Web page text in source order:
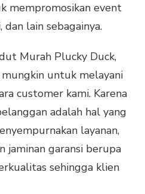
mempromosikan event
dan lain sebagainya.
Murah Plucky Duck,
untuk melayani
customer kami. Karena
adalah hal yang
layanan,
jaminan garansi berupa
sehingga klien